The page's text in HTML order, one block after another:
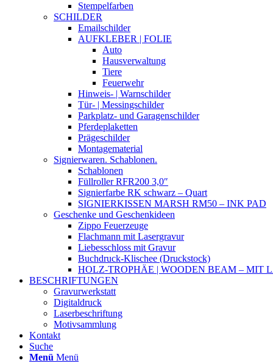
Stempelfarben
SCHILDER
Emailschilder
AUFKLEBER | FOLIE
Auto
Hausverwaltung
Tiere
Feuerwehr
Hinweis- | Warnschilder
Tür- | Messingschilder
Parkplatz- und Garagenschilder
Pferdeplaketten
Prägeschilder
Montagematerial
Signierwaren. Schablonen.
Schablonen
Füllroller RFR200 3,0″
Signierfarbe RK schwarz – Quart
SIGNIERKISSEN MARSH RM50 – INK PAD
Geschenke und Geschenkideen
Zippo Feuerzeuge
Flachmann mit Lasergravur
Liebesschloss mit Gravur
Buchdruck-Klischee (Druckstock)
HOLZ-TROPHÄE | WOODEN BEAM – MIT
BESCHRIFTUNGEN
Gravurwerkstatt
Digitaldruck
Laserbeschriftung
Motivsammlung
Kontakt
Suche
Menü Menü